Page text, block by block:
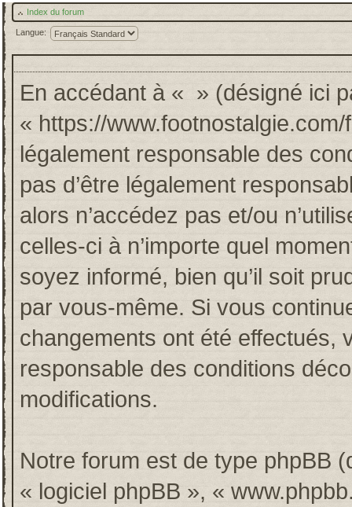
Index du forum
Langue:
En accédant à « » (désigné ici
« https://
légalement responsable des
pas d’être légalement
alors n’accédez pas et/ou
celles-ci à n’importe quel
soyez informé, bien qu’il soit
par vous-même. Si vous
changements ont été effectués,
responsable des conditions
modifications.
Notre forum est de type phpBB
« logiciel phpBB », «